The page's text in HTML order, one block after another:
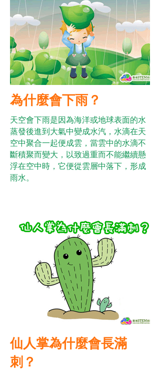
為什麼會下雨？
天空會下雨是因為海洋或地球表面的水
蒸發後進到大氣中變成水汽，水滴在天
空中聚合一起便成雲，當雲中的水滴不
斷積聚而變大，以致過重而不能繼續懸
浮在空中時，它便從雲層中落下，形成
雨水。
仙人掌為什麼會長滿
刺？